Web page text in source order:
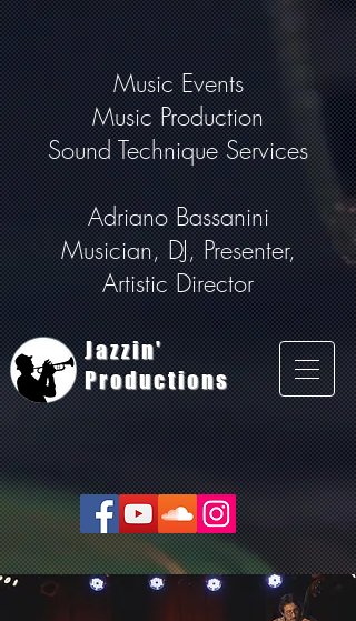
Music Events
Music Production
Sound Technique Services
Adriano Bassanini
Musician, DJ, Presenter,
Artistic Director
Jazzin'
Productions